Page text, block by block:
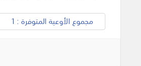
مجموع الأوعية المتوفرة : 1